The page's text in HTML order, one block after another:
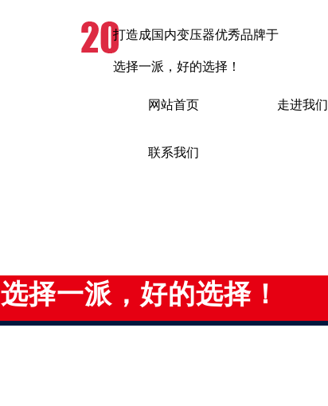
选择一派，好的选择！
打造成国内变压器优秀品牌于
选择一派，好的选择！
网站首页 走进我们
联系我们